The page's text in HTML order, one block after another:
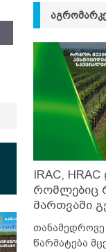
IRAC,
რომლებიც
მართვაში
წარმატება